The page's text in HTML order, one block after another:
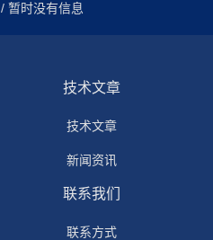
/ 暂时没有信息
技术文章
技术文章
新闻资讯
联系我们
联系方式